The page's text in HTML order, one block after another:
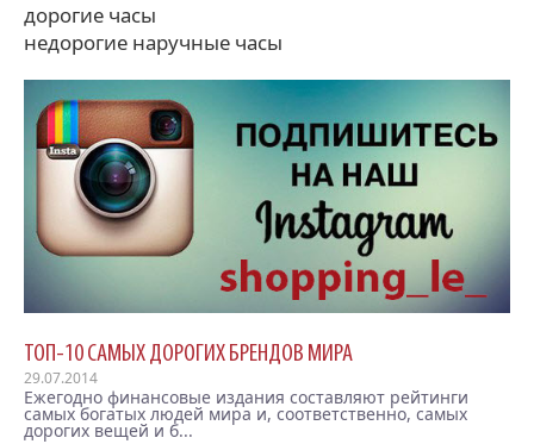
дорогие часы
недорогие наручные часы
ТОП-10 САМЫХ ДОРОГИХ БРЕНДОВ МИРА
29.07.2014
Ежегодно финансовые издания составляют рейтинги
самых богатых людей мира и, соответственно, самых
дорогих вещей и б...